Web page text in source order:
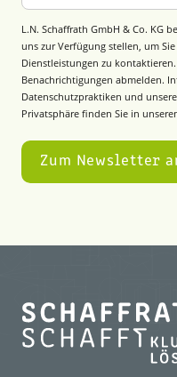
L.N. Schaffrath GmbH & Co. KG
uns zur Verfügung stellen, um
Dienstleistungen zu
Benachrichtigungen abmelden.
Datenschutzpraktiken und
Privatsphäre finden Sie in